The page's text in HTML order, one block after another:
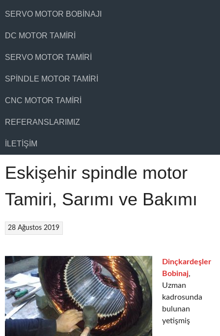
SERVO MOTOR BOBINAJI
DC MOTOR TAMIRI
SERVO MOTOR TAMIRI
SPINDLE MOTOR TAMIRI
CNC MOTOR TAMIRI
REFERANSLARIMIZ
İLETIŞIM
Eskişehir spindle motor
Tamiri, Sarımı ve Bakımı
28 Ağustos 2019
Dinçkardeşler
Bobinaj,
Uzman
kadrosunda
bulunan
yetişmiş